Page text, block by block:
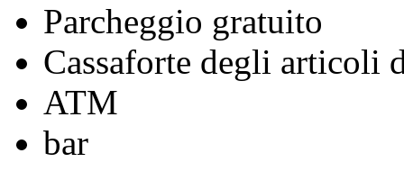
Parcheggio gratuito
Cassaforte degli articoli
ATM
bar